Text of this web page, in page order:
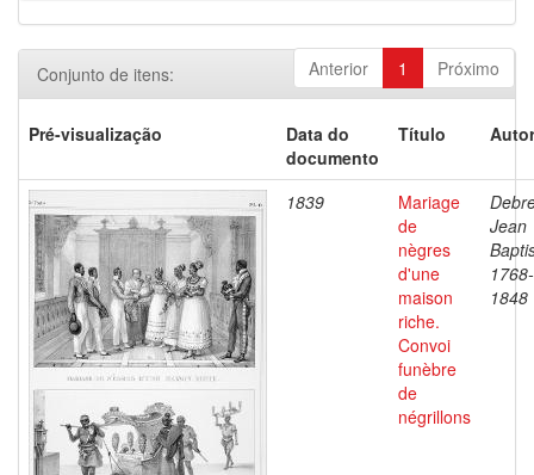
Anterior 1 Próximo
Conjunto de itens:
Pré-visualização
Data do
documento
Título
1839
Mariage
de
nègres
d'une
maison
riche.
Convoi
funèbre
de
négrillons
Jean
1768-
1848